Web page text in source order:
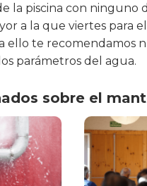
la piscina con
a la que viertes para
ello te
parámetros del agua.
sobre el